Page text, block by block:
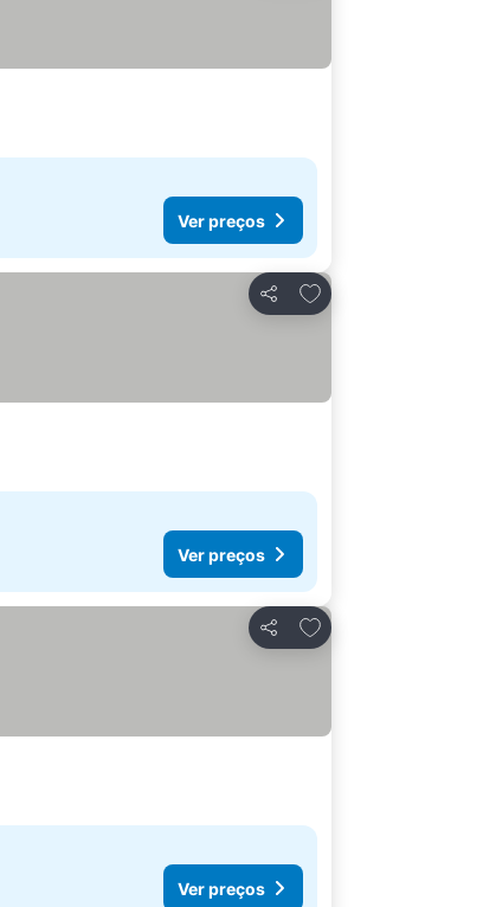
Ver preços
Partilhar
Adicionar aos favoritos
Ver preços
Partilhar
Adicionar aos favoritos
Ver preços